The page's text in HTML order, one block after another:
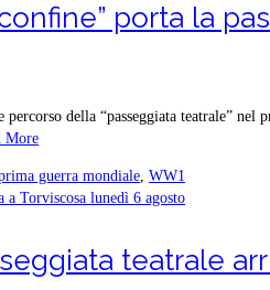
porta la
della “passeggiata teatrale”
More
guerra mondiale WW1
teatrale